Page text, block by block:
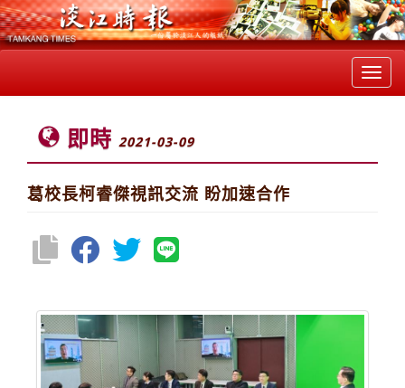
即時 2021-03-09
葛校長柯睿傑視訊交流 盼加速合作